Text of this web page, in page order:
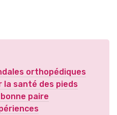
orthopédiques
la santé des pieds
paire